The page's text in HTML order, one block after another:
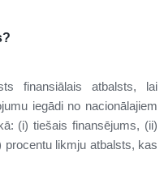
finansiālais atbalsts, lai
iegādi no nacionālajiem
(i) tiešais finansējums, (ii)
procentu likmju atbalsts, kas